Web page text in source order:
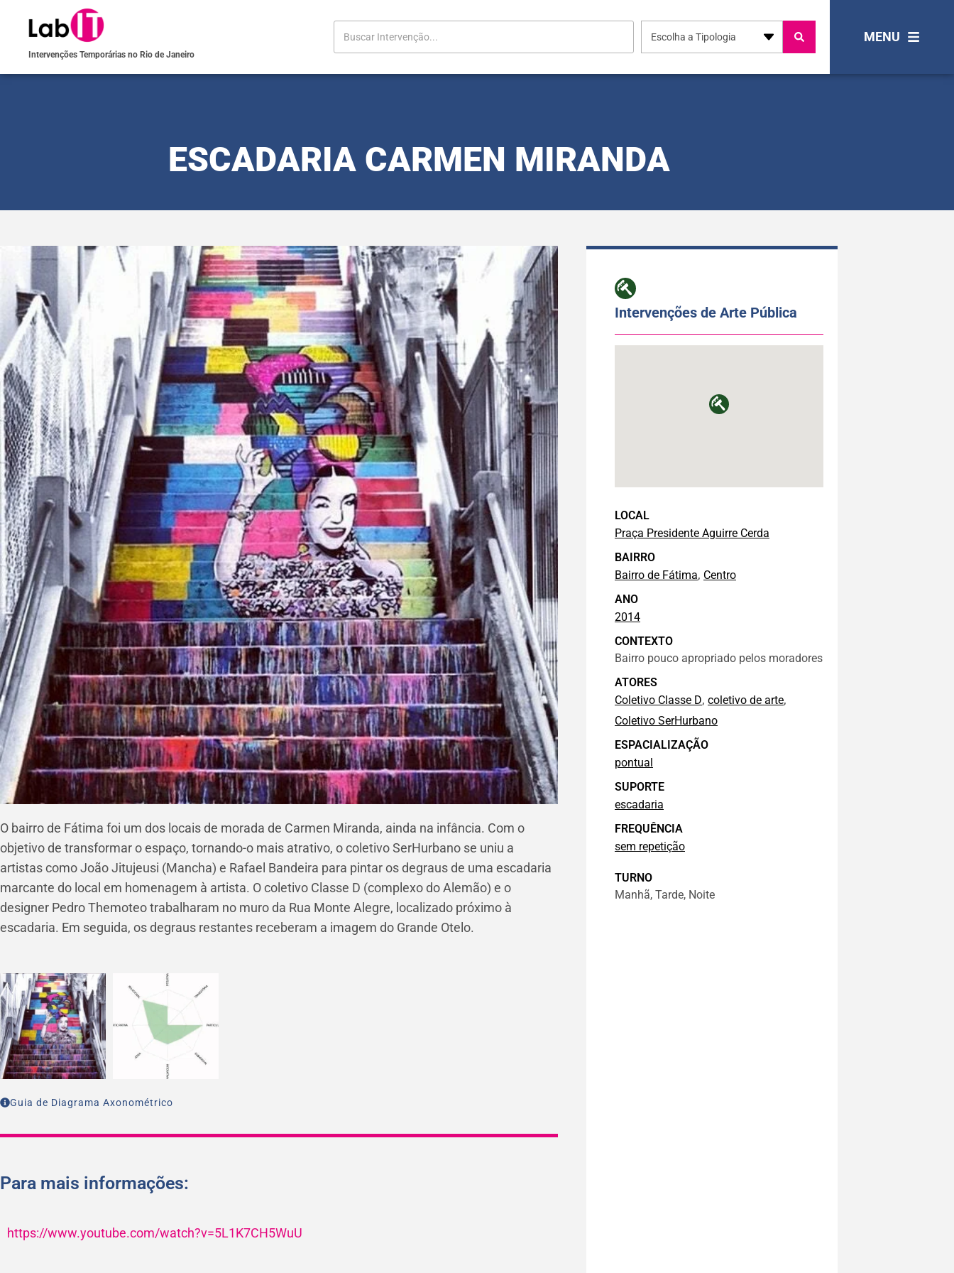
Intervenções Temporárias no Rio de Janeiro
Escolha a Tipologia MENU
ESCADARIA CARMEN MIRANDA
O bairro de Fátima foi um dos locais de morada de Carmen Miranda, ainda na infância. Com o
objetivo de transformar o espaço, tornando-o mais atrativo, o coletivo SerHurbano se uniu a
artistas como João Jitujeusi (Mancha) e Rafael Bandeira para pintar os degraus de uma escadaria
marcante do local em homenagem à artista. O coletivo Classe D (complexo do Alemão) e o
designer Pedro Themoteo trabalharam no muro da Rua Monte Alegre, localizado próximo à
escadaria. Em seguida, os degraus restantes receberam a imagem do Grande Otelo.
Guia de Diagrama Axonométrico
Para mais informações:
https://www.youtube.com/watch?v=5L1K7CH5WuU
Intervenções de Arte Pública
LOCAL
Praça Presidente Aguirre Cerda
BAIRRO
Bairro de Fátima, Centro
ANO
2014
CONTEXTO
Bairro pouco apropriado pelos moradores
ATORES
Coletivo Classe D, coletivo de arte,
Coletivo SerHurbano
ESPACIALIZAÇÃO
pontual
SUPORTE
escadaria
FREQUÊNCIA
sem repetição
TURNO
Manhã, Tarde, Noite